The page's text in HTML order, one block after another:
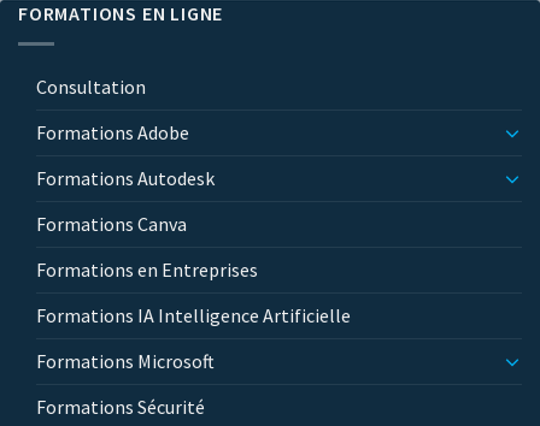
FORMATIONS EN LIGNE
Consultation
Formations Adobe
Formations Autodesk
Formations Canva
Formations en Entreprises
Formations IA Intelligence Artificielle
Formations Microsoft
Formations Sécurité